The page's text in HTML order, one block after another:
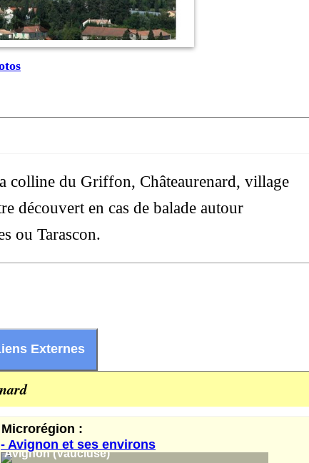
colline du Griffon, Châteaurenard, village
découvert en cas de balade autour
ou Tarascon.
Externes
Microrégion :
- Avignon et ses environs
Avignon (Vaucluse)